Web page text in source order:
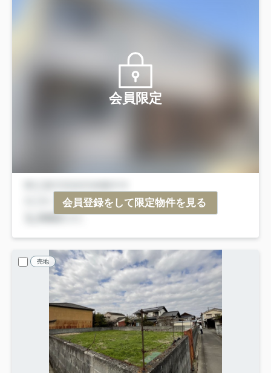
会員限定
会員登録をして限定物件を見る
売地